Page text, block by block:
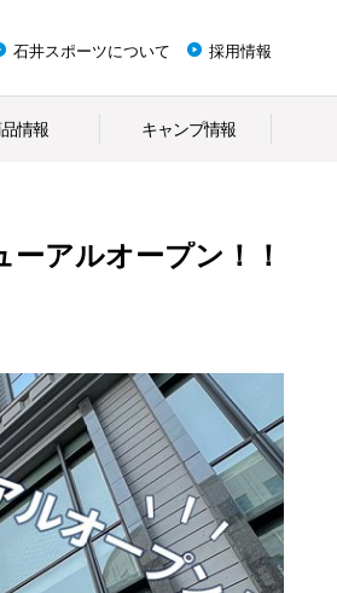
石井スポーツについて 採用情報
情報 キャンプ情報
アルオープン！！